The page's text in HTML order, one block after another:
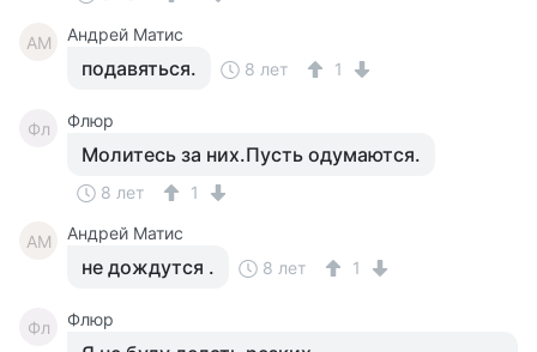
АМ Андрей Матис
подавяться. 8 лет 1
Фл Флюр
Молитесь за них.Пусть одумаются.
8 лет 1
АМ Андрей Матис
не дождутся . 8 лет 1
Фл Флюр